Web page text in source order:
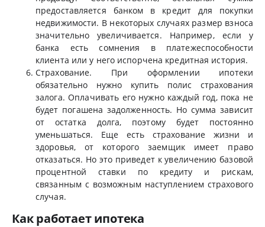
предоставляется банком в кредит для покупки
недвижимости. В некоторых случаях размер взноса
значительно увеличивается. Например, если у
банка есть сомнения в платежеспособности
клиента или у него испорчена кредитная история.
Страхование. При оформлении ипотеки
обязательно нужно купить полис страхования
залога. Оплачивать его нужно каждый год, пока не
будет погашена задолженность. Но сумма зависит
от остатка долга, поэтому будет постоянно
уменьшаться. Еще есть страхование жизни и
здоровья, от которого заемщик имеет право
отказаться. Но это приведет к увеличению базовой
процентной ставки по кредиту и рискам,
связанным с возможным наступлением страхового
случая.
Как работает ипотека